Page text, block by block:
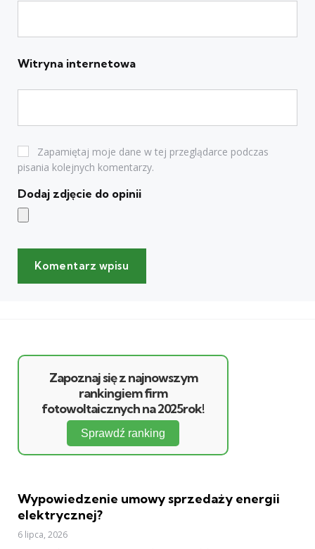
Witryna internetowa
Zapamiętaj moje dane w tej przeglądarce podczas
pisania kolejnych komentarzy.
Dodaj zdjęcie do opinii
Zapoznaj się z najnowszym
rankingiem firm
fotowoltaicznych na 2025rok!
Sprawdź ranking
Wypowiedzenie umowy sprzedaży energii
elektrycznej?
6 lipca, 2026